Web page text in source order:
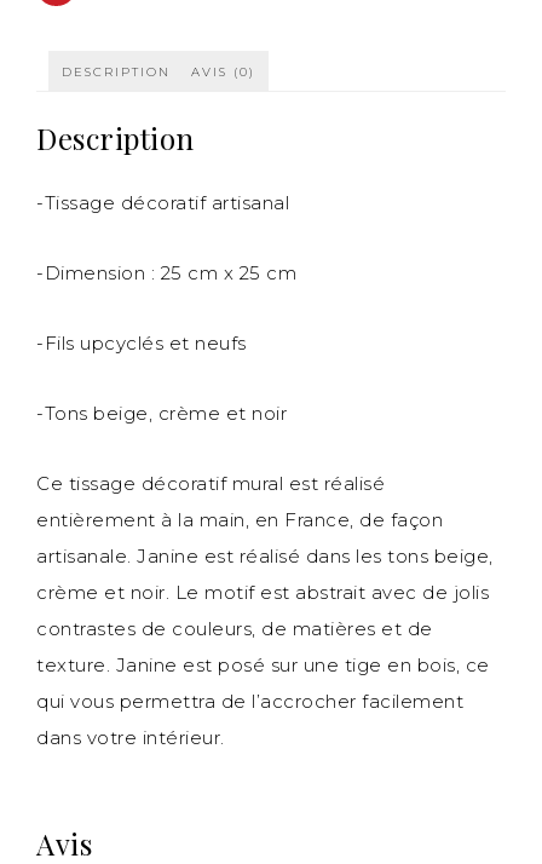
une
DESCRIPTION AVIS (0)
Description
-Tissage décoratif artisanal
-Dimension : 25 cm x 25 cm
-Fils upcyclés et neufs
-Tons beige, crème et noir
Ce tissage décoratif mural est réalisé
entièrement à la main, en France, de façon
artisanale. Janine est réalisé dans les tons beige,
crème et noir. Le motif est abstrait avec de jolis
contrastes de couleurs, de matières et de
texture. Janine est posé sur une tige en bois, ce
qui vous permettra de l’accrocher facilement
dans votre intérieur.
Avis